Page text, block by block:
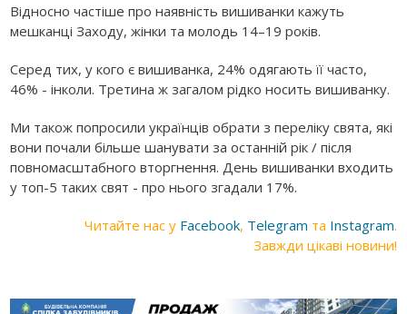
Відносно частіше про наявність вишиванки кажуть
мешканці Заходу, жінки та молодь 14–19 років.‍
Серед тих, у кого є вишиванка, 24% одягають її часто,
46% - інколи. Третина ж загалом рідко носить вишиванку.
‍Ми також попросили українців обрати з переліку свята, які
вони почали більше шанувати за останній рік / після
повномасштабного вторгнення. День вишиванки входить
у топ-5 таких свят - про нього згадали 17%.
Читайте нас у Facebook, Telegram та Instagram.
Завжди цікаві новини!